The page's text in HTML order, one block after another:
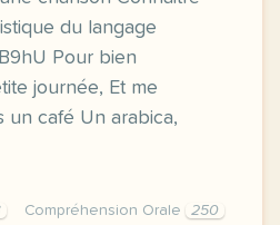
du langage
Pour bien
journée, Et me
un café Un arabica,
Compréhension Orale
250